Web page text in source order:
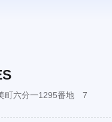
町六分一1295番地 7